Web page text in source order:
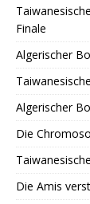
Finale
Algerischer
Algerischer
Die
Die Amis